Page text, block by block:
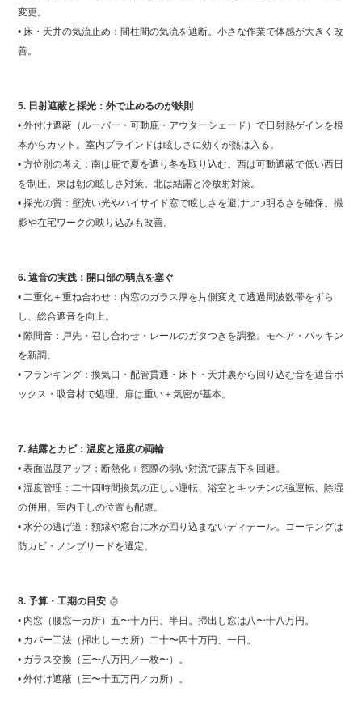
変更。
• 床・天井の気流止め：間柱間の気流を遮断。小さな作業で体感が大きく改
善。
5. 日射遮蔽と採光：外で止めるのが鉄則
• 外付け遮蔽（ルーバー・可動庇・アウターシェード）で日射熱ゲインを根
本からカット。室内ブラインドは眩しさに効くが熱は入る。
• 方位別の考え：南は庇で夏を遮り冬を取り込む。西は可動遮蔽で低い西日
を制圧。東は朝の眩しさ対策。北は結露と冷放射対策。
• 採光の質：壁洗い光やハイサイド窓で眩しさを避けつつ明るさを確保。撮
影や在宅ワークの映り込みも改善。
6. 遮音の実践：開口部の弱点を塞ぐ
• 二重化＋重ね合わせ：内窓のガラス厚を片側変えて透過周波数帯をずら
し、総合遮音を向上。
• 隙間音：戸先・召し合わせ・レールのガタつきを調整。モヘア・パッキン
を新調。
• フランキング：換気口・配管貫通・床下・天井裏から回り込む音を遮音ボ
ックス・吸音材で処理。扉は重い＋気密が基本。
7. 結露とカビ：温度と湿度の両輪
• 表面温度アップ：断熱化＋窓際の弱い対流で露点下を回避。
• 湿度管理：二十四時間換気の正しい運転、浴室とキッチンの強運転、除湿
の併用。室内干しの位置も配慮。
• 水分の逃げ道：額縁や窓台に水が回り込まないディテール。コーキングは
防カビ・ノンブリードを選定。
8. 予算・工期の目安
• 内窓（腰窓一カ所）五〜十万円、半日。掃出し窓は八〜十八万円。
• カバー工法（掃出し一カ所）二十〜四十万円、一日。
• ガラス交換（三〜八万円／一枚〜）。
• 外付け遮蔽（三〜十五万円／カ所）。